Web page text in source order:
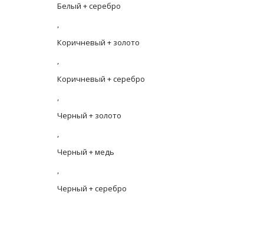
Белый + серебро
,
Коричневый + золото
,
Коричневый + серебро
,
Черный + золото
,
Черный + медь
,
Черный + серебро